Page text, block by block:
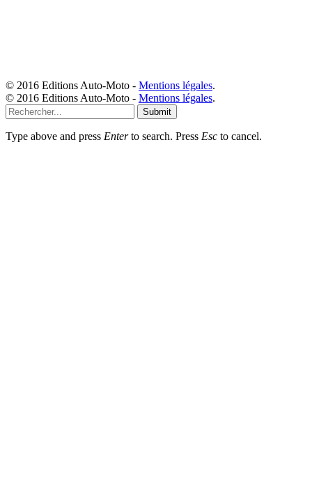
© 2016 Editions Auto-Moto - Mentions légales.
© 2016 Editions Auto-Moto - Mentions légales.
Submit
Type above and press Enterto search. Press Esc to cancel.